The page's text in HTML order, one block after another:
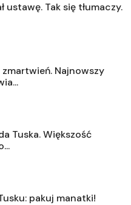
ustawę. Tak się tłumaczy.
Najnowszy
Tuska. Większość
pakuj manatki!